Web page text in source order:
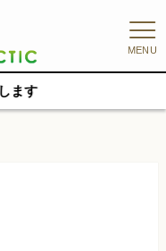
MENU